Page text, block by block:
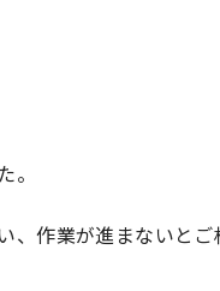
、作業が進まないと